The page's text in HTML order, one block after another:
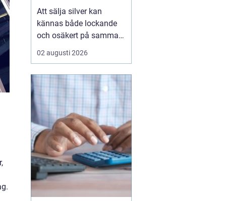
Att sälja silver kan
kännas både lockande
och osäkert på samma
gång. Många sitter på
silversmycken, bestick
liggande i ett skåp år
efter år. Frågan dyker
ofta upp: är det värt
något, och hur går en
försäljning faktiskt till?
...
02 augusti 2026